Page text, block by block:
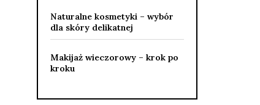
Naturalne kosmetyki – wybór
dla skóry delikatnej
Makijaż wieczorowy – krok po
kroku